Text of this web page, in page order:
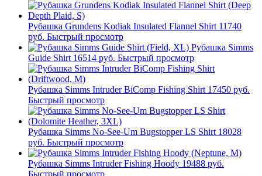
Рубашка Grundens Kodiak Insulated Flannel Shirt 11740
руб. Быстрый просмотр
Рубашка Simms
Guide Shirt 16514 руб. Быстрый просмотр
Рубашка Simms Intruder BiComp Fishing Shirt 17450 руб.
Быстрый просмотр
Рубашка Simms No-See-Um Bugstopper LS Shirt 18028
руб. Быстрый просмотр
Рубашка Simms Intruder Fishing Hoody 19488 руб.
Быстрый просмотр